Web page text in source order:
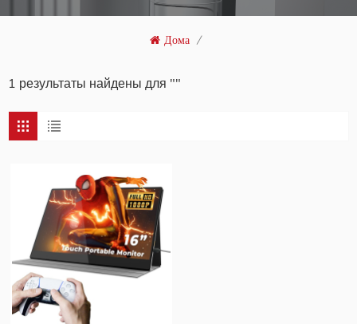
Дома /
1 результаты найдены для ""